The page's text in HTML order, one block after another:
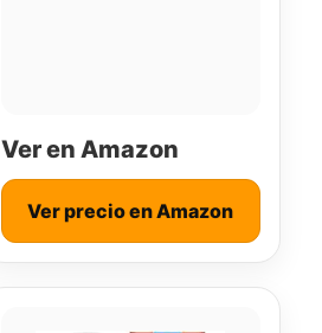
Ver en Amazon
Ver precio en Amazon